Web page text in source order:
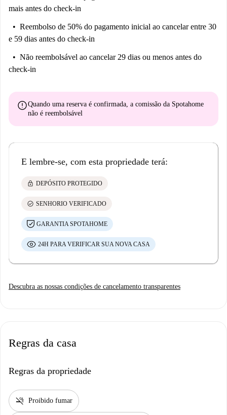
mais antes do check-in
Reembolso de 50% do pagamento inicial ao cancelar entre 30
e 59 dias antes do check-in
Não reembolsável ao cancelar 29 dias ou menos antes do
check-in
errorQuando uma reserva é confirmada, a comissão da Spotahome
não é reembolsável
E lembre-se, com esta propriedade terá:
lock DEPÓSITO PROTEGIDO
check_circle SENHORIO VERIFICADO
GARANTIA SPOTAHOME
24H PARA VERIFICAR SUA NOVA CASA
Descubra as nossas condições de cancelamento transparentes
Regras da casa
Regras da propriedade
smoke_free Proibido fumar